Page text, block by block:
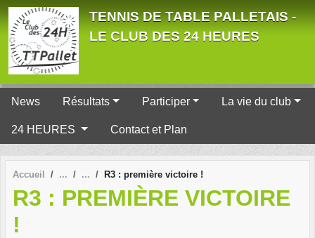
TENNIS DE TABLE PALLETAIS -
LE CLUB DES 24 HEURES
News Résultats Participer La vie du club
24 HEURES Contact et Plan
Accueil R3 : première victoire !
R3 : PREMIÈRE VICTOIRE
!
Panneau de gestion des cookies